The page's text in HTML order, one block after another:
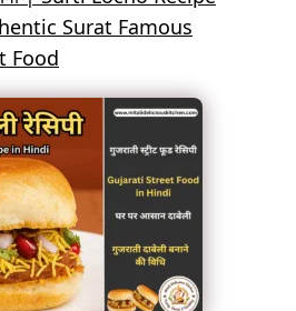
Surat Famous
Food